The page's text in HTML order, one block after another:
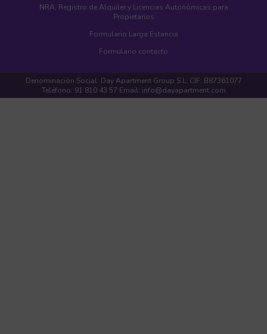
NRA, Registro de Alquiler y Licencias Autonómicas para
Propietarios
Formulario Larga Estancia
Formulario contacto
Denominación Social: Day Apartment Group S.L. CIF: B87361077
Teléfono: 91 810 43 57 Email: info@dayapartment.com